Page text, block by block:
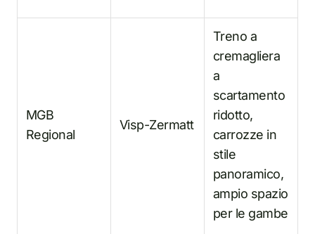
MGB
Regional
Visp-Zermatt
Treno a
cremagliera
a
scartamento
ridotto,
carrozze in
stile
panoramico,
ampio spazio
per le gambe